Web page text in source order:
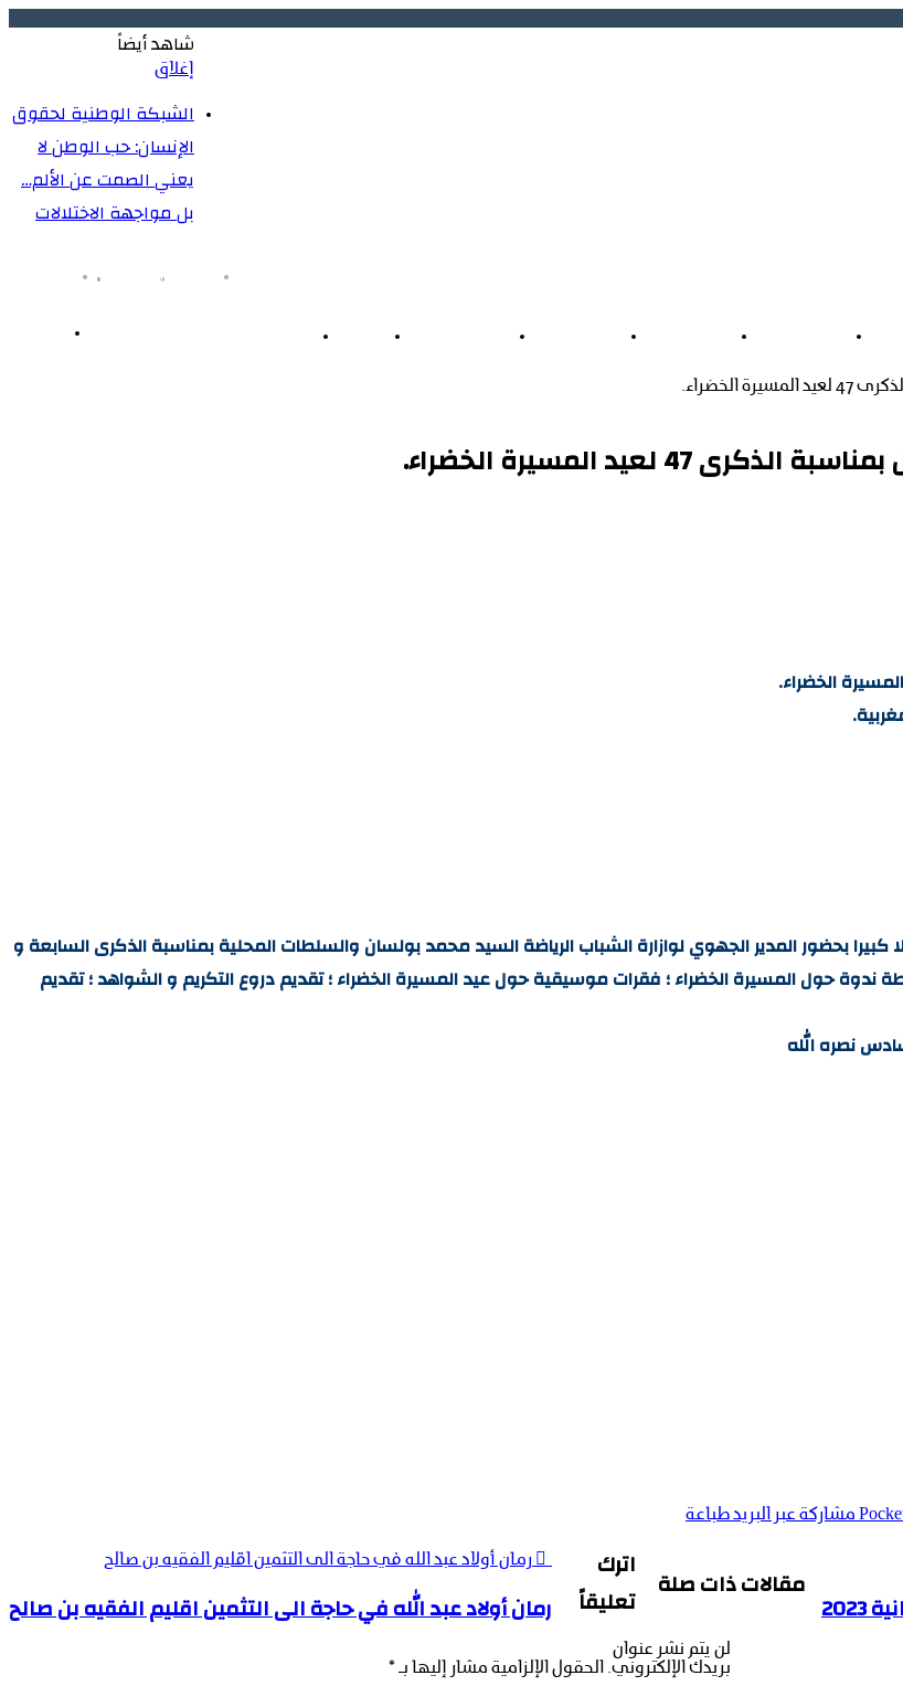
‫X‫YouTube انستقرام
أخبار دولية
لعيد المسيرة الخضراء.
بحضور المدير الجهوي لوازارة الشباب الرياضة السيد محمد بولسان والسلطات المحلية بمناسبة الذكرى السابعة و
ندوة حول المسيرة الخضراء ؛ فقرات موسيقية حول عيد المسيرة الخضراء ؛ تقديم دروع التكريم و الشواهد ؛ تقديم
نصره الله
مشاركة عبر البريدطباعة
رمان أولاد عبد الله في حاجة الى التثمين اقليم الفقيه بن صالح
رمان أولاد عبد الله في حاجة الى التثمين اقليم الفقيه بن صالح
مقالات ذات صلة
اترك
تعليقاً
لن يتم نشر عنوان
بريدك الإلكتروني. الحقول الإلزامية مشار إليها بـ *
شاهد أيضاً
إغلاق
الشبكة الوطنية لحقوق
الإنسان: حب الوطن لا
يعني الصمت عن الألم…
بل مواجهة الاختلالات